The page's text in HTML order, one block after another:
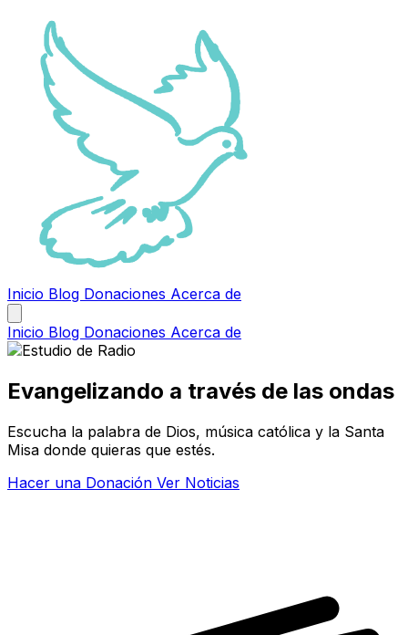
Inicio Blog Donaciones Acerca de
Inicio Blog Donaciones Acerca de
Evangelizando a través de las ondas
Escucha la palabra de Dios, música católica y la Santa
Misa donde quieras que estés.
Hacer una Donación Ver Noticias